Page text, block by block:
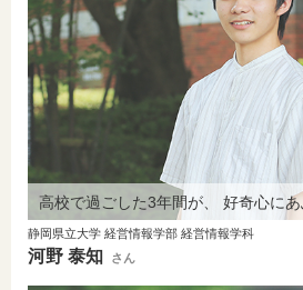
静岡県立大学 経営情報学部 経営情報学科
河野 泰知 さん